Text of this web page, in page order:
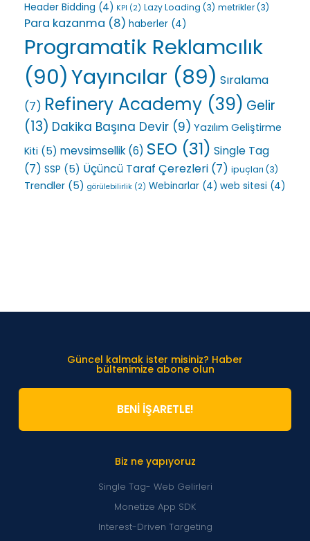
Header Bidding (4) KPI (2) Lazy Loading (3) metrikler(3)
Para kazanma (8) haberler (4)
Programatik Reklamcılık
(90)Yayıncılar (89) Sıralama
(7) Refinery Academy (39) Gelir
(13) Dakika Başına Devir (9) Yazılım Geliştirme
Kiti (5) mevsimsellik (6) SEO (31) Single Tag
(7) SSP (5) Üçüncü Taraf Çerezleri (7) ipuçları (3)
Trendler (5) görülebilirlik (2) Webinarlar (4) web sitesi (4)
Biz ne yapıyoruz
Single Tag- Web Gelirleri
Monetize App SDK
Interest-Driven Targeting
Güncel kalmak ister misiniz? Haber
bültenimize abone olun
BENİ İŞARETLE!